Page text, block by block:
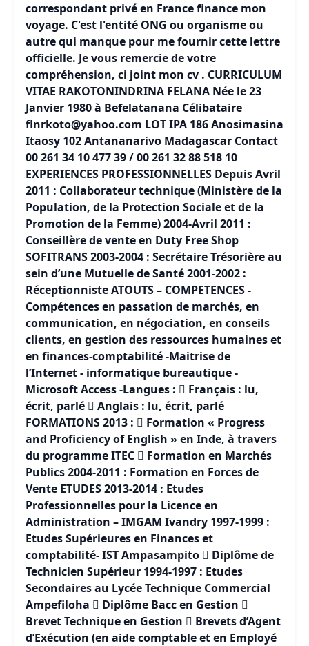
correspondant privé en France finance mon
voyage. C'est l'entité ONG ou organisme ou
autre qui manque pour me fournir cette lettre
officielle. Je vous remercie de votre
compréhension, ci joint mon cv . CURRICULUM
VITAE RAKOTONINDRINA FELANA Née le 23
Janvier 1980 à Befelatanana Célibataire
flnrkoto@yahoo.com LOT IPA 186 Anosimasina
Itaosy 102 Antananarivo Madagascar Contact
00 261 34 10 477 39 / 00 261 32 88 518 10
EXPERIENCES PROFESSIONNELLES Depuis Avril
2011 : Collaborateur technique (Ministère de la
Population, de la Protection Sociale et de la
Promotion de la Femme) 2004-Avril 2011 :
Conseillère de vente en Duty Free Shop
SOFITRANS 2003-2004 : Secrétaire Trésorière au
sein d’une Mutuelle de Santé 2001-2002 :
Réceptionniste ATOUTS – COMPETENCES -
Compétences en passation de marchés, en
communication, en négociation, en conseils
clients, en gestion des ressources humaines et
en finances-comptabilité -Maitrise de
l’Internet - informatique bureautique -
Microsoft Access -Langues :  Français : lu,
écrit, parlé  Anglais : lu, écrit, parlé
FORMATIONS 2013 :  Formation « Progress
and Proficiency of English » en Inde, à travers
du programme ITEC  Formation en Marchés
Publics 2004-2011 : Formation en Forces de
Vente ETUDES 2013-2014 : Etudes
Professionnelles pour la Licence en
Administration – IMGAM Ivandry 1997-1999 :
Etudes Supérieures en Finances et
comptabilité- IST Ampasampito  Diplôme de
Technicien Supérieur 1994-1997 : Etudes
Secondaires au Lycée Technique Commercial
Ampefiloha  Diplôme Bacc en Gestion 
Brevet Technique en Gestion  Brevets d’Agent
d’Exécution (en aide comptable et en Employé